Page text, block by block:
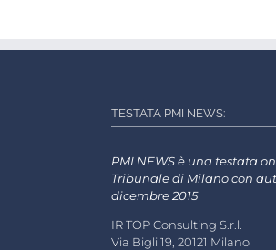
TESTATA PMI NEWS:
PMI NEWS è una testata
Tribunale di Milano con
dicembre 2015
IR TOP Consulting S.r.l.
Via Bigli 19, 20121 Milano